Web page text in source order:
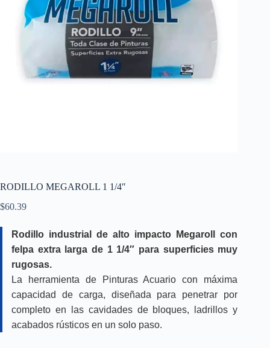
RODILLO MEGAROLL 1 1/4″
$60.39
Rodillo industrial de alto impacto Megaroll con
felpa extra larga de 1 1/4″ para superficies muy
rugosas.
La herramienta de Pinturas Acuario con máxima
capacidad de carga, diseñada para penetrar por
completo en las cavidades de bloques, ladrillos y
acabados rústicos en un solo paso.